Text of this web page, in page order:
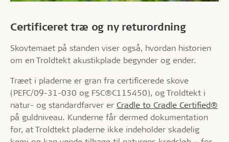
Certificeret træ og ny returordning
Skovtemaet på standen viser også, hvordan historien
om en Troldtekt akustikplade begynder og ender.
Træet i pladerne er gran fra certificerede skove
(PEFC/09-31-030 og FSC®C115450), og Troldtekt i
natur- og standardfarver er Cradle to Cradle Certified®
på guldniveau. Kunderne får dermed dokumentation
for, at Troldtekt pladerne ikke indeholder skadelig